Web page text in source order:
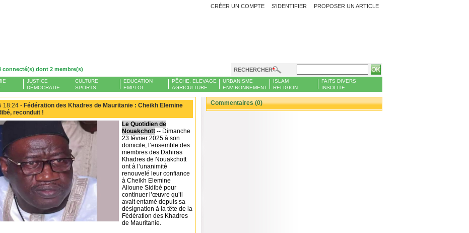
PROPOSER UN ARTICLE
CRÉER UN COMPTE S'IDENTIFIER
connecté(s) dont 2 membre(s) RECHERCHER
JUSTICE
DÉMOCRATIE
CULTURE
SPORTS
EDUCATION
EMPLOI
PÊCHE, ELEVAGE
AGRICULTURE
URBANISME
ENVIRONNEMENT
ISLAM
RELIGION
FAITS DIVERS
INSOLITE
18:24 - Fédération des Khadres de Mauritanie : Cheikh Elemine
reconduit !
Le Quotidien de
Nouakchott -- Dimanche
23 février 2025 à son
domicile, l’ensemble des
membres des Dahiras
Khadres de Nouakchott
ont à l’unanimité
renouvelé leur confiance
à Cheikh Elemine
Alioune Sidibé pour
continuer l’œuvre qu’il
avait entamé depuis sa
désignation à la tête de la
Fédération des Khadres
de Mauritanie.
Commentaires (0)